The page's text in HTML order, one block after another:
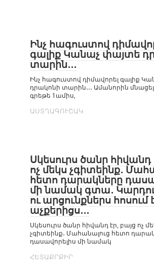
Ինչ հագուստով
գալիք Կանաչ փայտե
տարին․․․
Ինչ հագուստով դիմավորել գալիք
դրակոնի տարին․․․ Ամանորին
գրեթե 1ամիս,
ԱՍՏՂԱԳՈՒՇԱԿ
Սկեսուրս ծանր հիվանդ
ոչ մեկս չգիտեինք․
հետո դարակները
մի նամակ գտա․
ու արցունքներս հոսում
աչքերիցս․․․
Սկեսուրս ծանր հիվանդ էր, բայց ոչ
չգիտեինք․ Մահանալուց հետո
դասավորելիս մի նամակ
ՀԵՏԱՔՐՔԻՐ